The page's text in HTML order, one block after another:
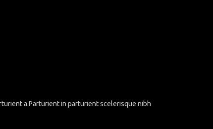
a.Parturient in parturient scelerisque nibh